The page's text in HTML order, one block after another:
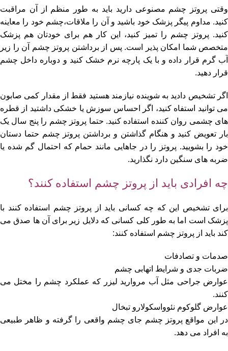
وقتی پروتز چشم مصنوعی دارید باید به طور منظم از آن مراقبت
کنید. مداوم پیگر پزشک خود باشید و آن را ملاقات،چشم خود را معاینه
کنید. پروتز چشم را تمیز کنید، این کار هم برای خودتان هم پزشک
متخصص شما امکان پذیر است. پس از برداشتن پروتز چشم آن را زیر
آب گرم قرار داده و با یک پارچه نرم خشک کنید و دوباره داخل چشم
قرار دهید.
اگر تشخیص دادید به شوینده نیازمند هستید فقط از مقدار کمی صابون
می توانید استفاه کنید، اگر احساس سوزش یا خشکی داشتید از قطره
های چشمی روان کننده استفاده کنید. حتما پروتز چشم را پنج سال یک
بار تعویض کنید و هنگام گذاشتن و برداشتن پروتز چشم حتما دستان
خود را بشویید. پروتز را در جاهایی مانند حمام که احتمال گم شده یا
ضربه های سنگین دارد نگذارید.
چه افرادی باید از پروتز چشم استفاده کنند؟
برای تشخیص این که چه کسانی باید از پروتز چشم استفاده کنند با
پزشک است اما به طور کلی کسانی که دلایل زیر برای آن ها صدق می
کند باید از پروتز چشم استفاده کنند:
صدمات و تصادفات
ضربات جدی و شرایط اتهابی چشم
عوارض جراحی مثل آب مروارید لیزر که عملکرد چشم را مختل می
کنند.
عوارض گلوکوم نئوواسکولارو تبخال
در این مواقع پروتز چشم جای چشم واقعی را گرفته و ظاهر طبیعی
به افراد می دهد.